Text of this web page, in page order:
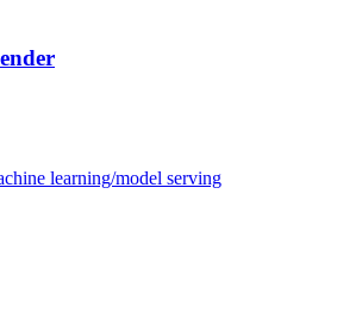
learning/model serving